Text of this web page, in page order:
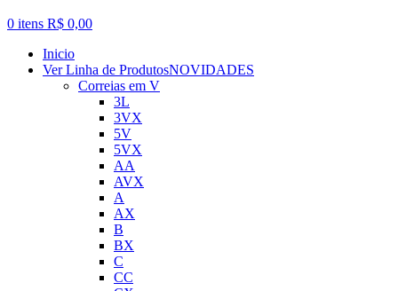
0 itens R$ 0,00
Inicio
Ver Linha de ProdutosNOVIDADES
Correias em V
3L
3VX
5V
5VX
AA
AVX
A
AX
B
BX
C
CC